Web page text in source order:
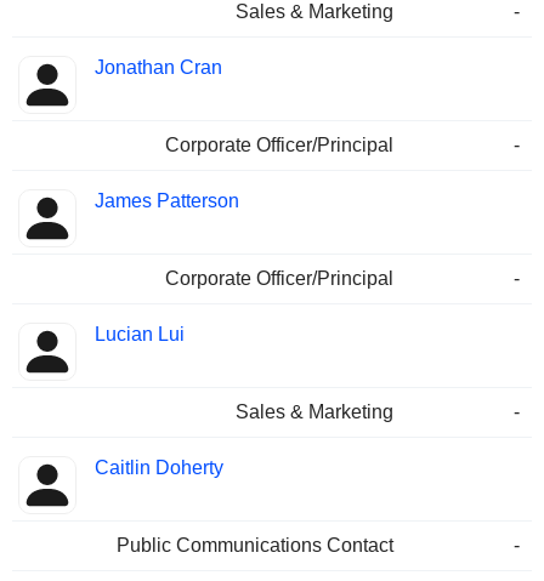
Sales & Marketing -
Jonathan Cran
Corporate Officer/Principal -
James Patterson
Corporate Officer/Principal -
Lucian Lui
Sales & Marketing -
Caitlin Doherty
Public Communications Contact -